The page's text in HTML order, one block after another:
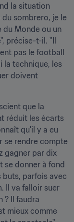
la situation
sombrero, je le
du Monde ou un
précise-t-il. "Il
pas le football
la technique, les
doivent
que la
réduit les écarts
qu'il y a eu
se rendre compte
gagner par dix
se donner à fond
parfois avec
Il va falloir suer
? Il faudra
mieux comme